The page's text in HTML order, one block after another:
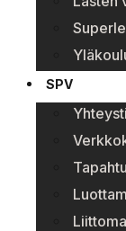
SPV